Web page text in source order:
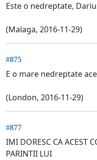
Este o nedreptate,
(Malaga, 2016-11-29)
#875
E o mare nedreptate
(London, 2016-11-29)
#877
IMI DORESC CA ACEST
PARINTII LUI